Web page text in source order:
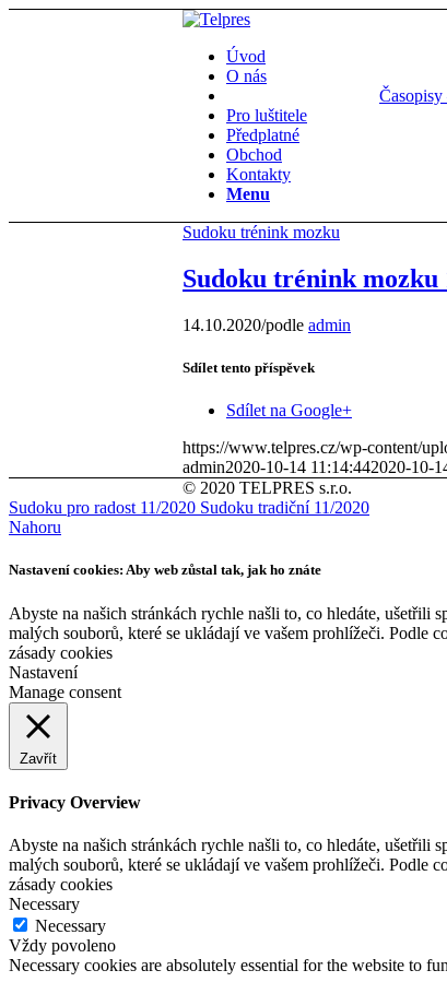
Úvod
O nás
Pro luštitele
Předplatné
Obchod
Kontakty
Menu
Sudoku trénink mozku
Sudoku trénink mozku
14.10.2020/podle admin
Sdílet tento příspěvek
Sdílet na Google+
https://www.telpres.cz/wp-content/
admin2020-10-14 11:14:442020-10-
© 2020 TELPRES s.r.o.
Sudoku pro radost 11/2020 Sudoku tradiční 11/2020
Nahoru
Nastavení cookies: Aby web zůstal tak, jak ho znáte
Abyste na našich stránkách rychle našli to, co hledáte, ušetřili
malých souborů, které se ukládají ve vašem prohlížeči. Podle
zásady cookies
Nastavení
Manage consent
Zavřít
Privacy Overview
Abyste na našich stránkách rychle našli to, co hledáte, ušetřili
malých souborů, které se ukládají ve vašem prohlížeči. Podle
zásady cookies
Necessary
Necessary
Vždy povoleno
Necessary cookies are absolutely essential for the website to